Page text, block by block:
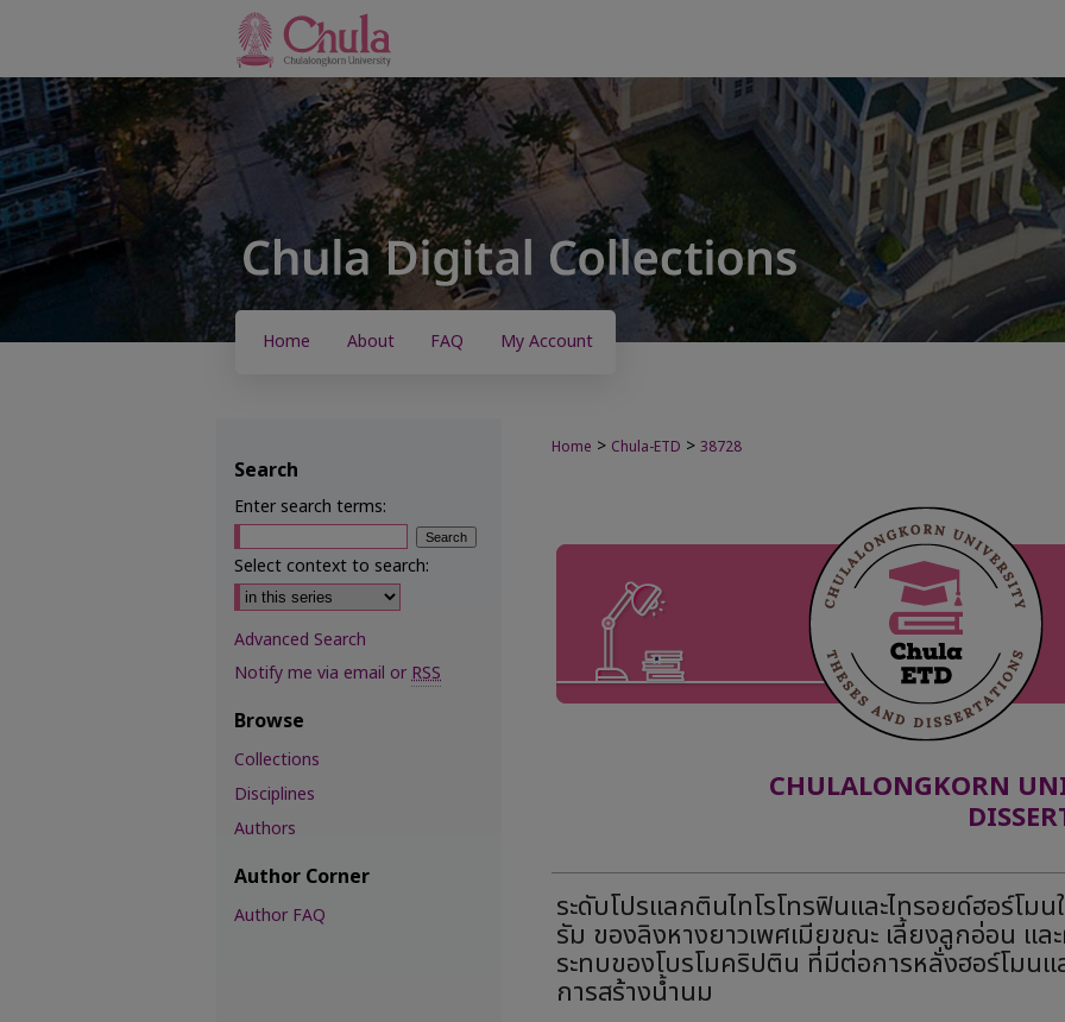
Home About FAQ My Account
Home > Chula-ETD > 38728
CHULALONGKORN
ระดับโปรแลกตินไทโรโทรฟินและไทรอยด์ฮอร์โมน
รัม ของลิงหางยาวเพศเมียขณะ เลี้ยงลูกอ่อน แล
ระทบของโบรโมคริปติน ที่มีต่อการหลั่งฮอร์โมนแ
การสร้างน้ำนม
Search
Enter search terms:
Select context to search:
Advanced Search
Notify me via email or RSS
Browse
Collections
Disciplines
Authors
Author Corner
Author FAQ